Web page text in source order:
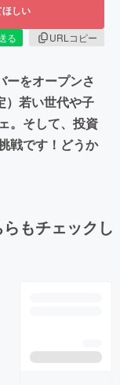
しい
る
URLコピー
ーをオープンさ
）若い世代や子
。そして、投資
戦です！どうか
もチェックし